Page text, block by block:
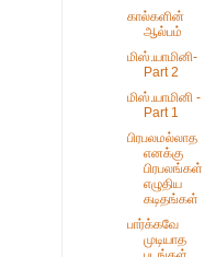
கால்களின்
ஆல்பம்
மிஸ்.யாமினி-
Part 2
மிஸ்.யாமினி -
Part 1
பிரபலமல்லாத
எனக்கு
பிரபலங்கள்
எழுதிய
கடிதங்கள்
பார்க்கவே
முடியாத